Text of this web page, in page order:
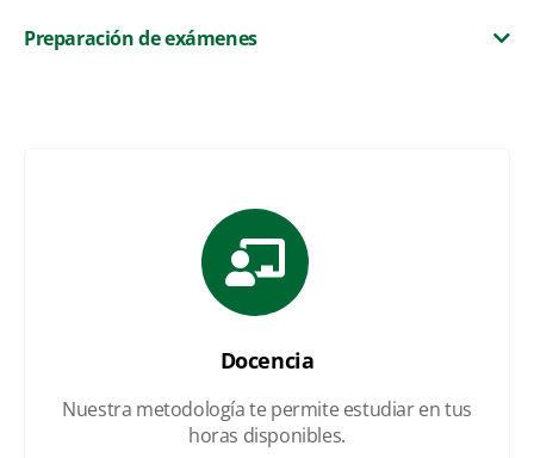
Preparación de exámenes
Docencia
Nuestra metodología te permite estudiar en tus
horas disponibles.